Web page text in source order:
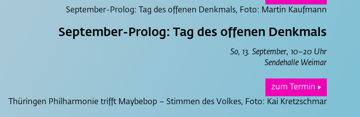
September-Prolog: Tag des offenen Denkmals
So, 13. September, 10–20 Uhr
Sendehalle Weimar
zum Termin ▶